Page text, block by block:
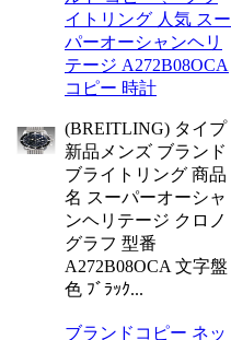
イトリング 人気 スー
パーオーシャンヘリ
テージ A272B08OCA
コピー 時計
(BREITLING) タイプ
新品メンズ ブランド
ブライトリング 商品
名 スーパーオーシャ
ンヘリテージ クロノ
グラフ 型番
A272B08OCA 文字盤
色 ﾌﾞﾗｯｸ...
ブランドコピー ネッ